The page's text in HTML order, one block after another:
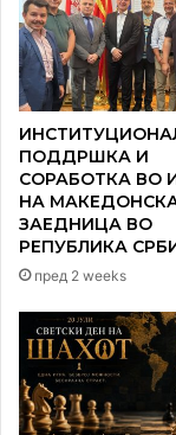
ПОДДРШКА И
СОРАБОТКА ВО
НА
ЗАЕДНИЦА ВО
РЕПУБЛИКА
пред 2 weeks